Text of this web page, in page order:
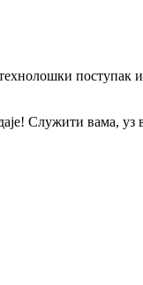
Служити вама, уз